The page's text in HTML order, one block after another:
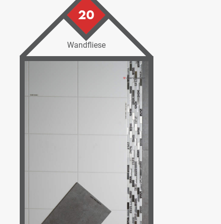
20
Wandfliese